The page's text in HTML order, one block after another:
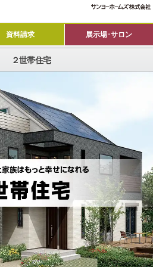
展示場･サロン
資料請求
２世帯住宅